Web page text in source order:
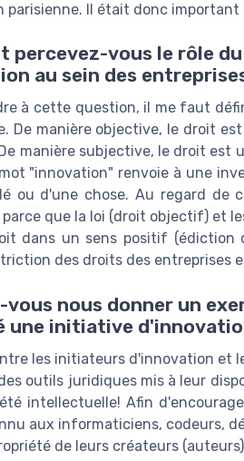
parisienne. Il était donc
percevez-vous le rôle
au sein des
à cette question, il me faut
De manière objective, le droit
manière subjective, le droit est
"innovation" renvoie à une
ou d'une chose. Au regard
parce que la loi (droit objectif) et
dans un sens positif
des droits des entreprises
vous nous donner un
une initiative
les initiateurs d'innovation et
outils juridiques mis à leur
intellectuelle! Afin
aux informaticiens, codeurs,
de leurs créateurs